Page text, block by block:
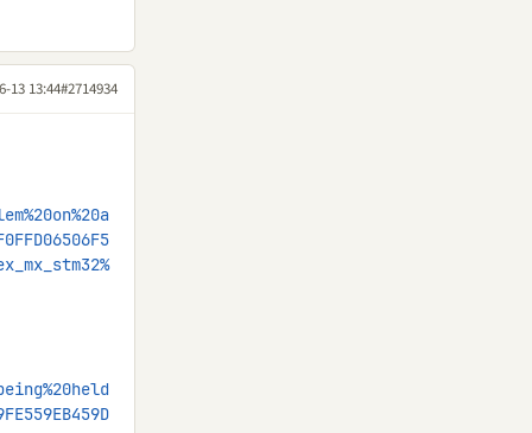
13 13:44#2714934